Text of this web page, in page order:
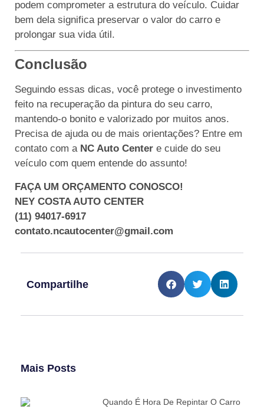
podem comprometer a estrutura do veículo. Cuidar
bem dela significa preservar o valor do carro e
prolongar sua vida útil.
Conclusão
Seguindo essas dicas, você protege o investimento
feito na recuperação da pintura do seu carro,
mantendo-o bonito e valorizado por muitos anos.
Precisa de ajuda ou de mais orientações? Entre em
contato com a NC Auto Center e cuide do seu
veículo com quem entende do assunto!
FAÇA UM ORÇAMENTO CONOSCO!
NEY COSTA AUTO CENTER
(11) 94017-6917
contato.ncautocenter@gmail.com
Compartilhe
Mais Posts
Quando É Hora De Repintar O Carro